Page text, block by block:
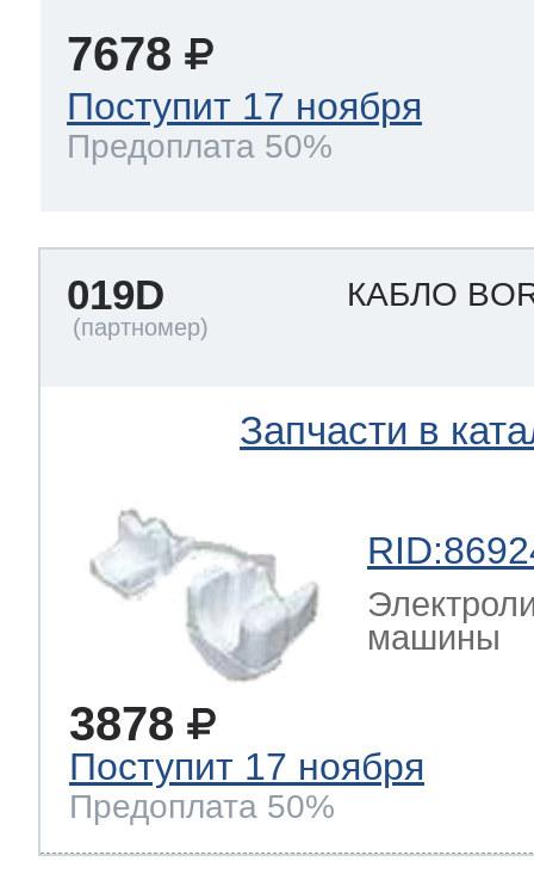
7678
Поступит 17 ноября
Предоплата 50%
019D КАБЛО
Запчасти в
машины
3878
Поступит 17 ноября
Предоплата 50%